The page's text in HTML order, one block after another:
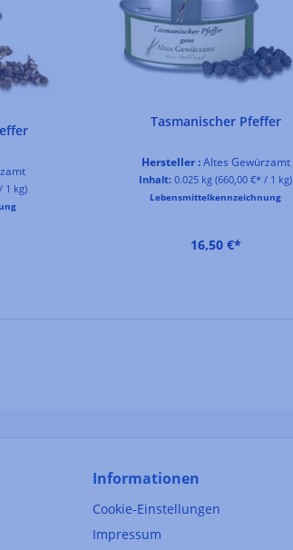
1 kg)
Tasmanischer Pfeffer
Hersteller :Altes Gewürzamt
Inhalt: 0.025 kg(660,00 €* / 1 kg)
Lebensmittelkennzeichnung
16,50 €*
Informationen
Cookie-Einstellungen
Impressum